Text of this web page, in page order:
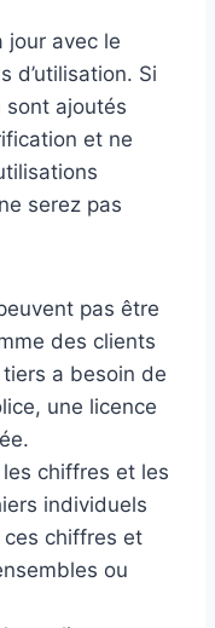
jour avec le
d’utilisation. Si
sont ajoutés
et ne
serez pas
pas être
des clients
a besoin de
une licence
chiffres et les
individuels
chiffres et
ou